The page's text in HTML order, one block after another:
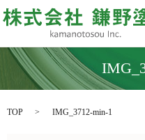
TOP IMG_3712-min-1